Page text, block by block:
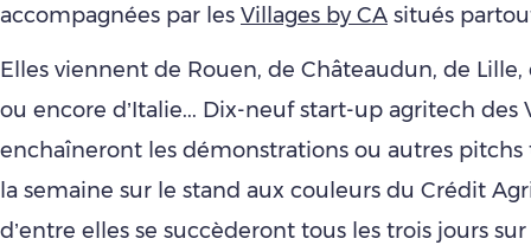
accompagnées par les Villages by CA situés
Elles viennent de Rouen, de Châteaudun, de
ou encore d’Italie... Dix-neuf start-up agritech des
enchaîneront les démonstrations ou autres
la semaine sur le stand aux couleurs du Crédit
d’entre elles se succèderont tous les trois jours